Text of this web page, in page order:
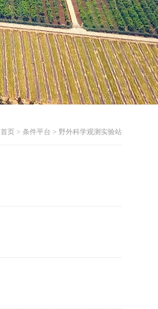
首页 > 条件平台 > 野外科学观测实验站